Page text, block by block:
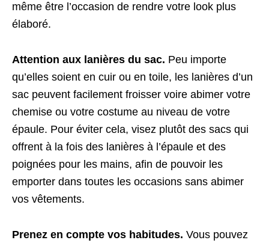
même être l’occasion de rendre votre look plus
élaboré.
Attention aux lanières du sac. Peu importe
qu’elles soient en cuir ou en toile, les lanières d’un
sac peuvent facilement froisser voire abimer votre
chemise ou votre costume au niveau de votre
épaule. Pour éviter cela, visez plutôt des sacs qui
offrent à la fois des lanières à l’épaule et des
poignées pour les mains, afin de pouvoir les
emporter dans toutes les occasions sans abimer
vos vêtements.
Prenez en compte vos habitudes. Vous pouvez